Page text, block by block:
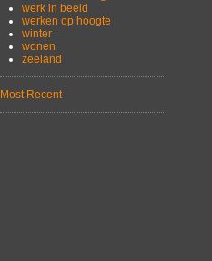
werk in beeld
werken op hoogte
winter
wonen
zeeland
Most Recent